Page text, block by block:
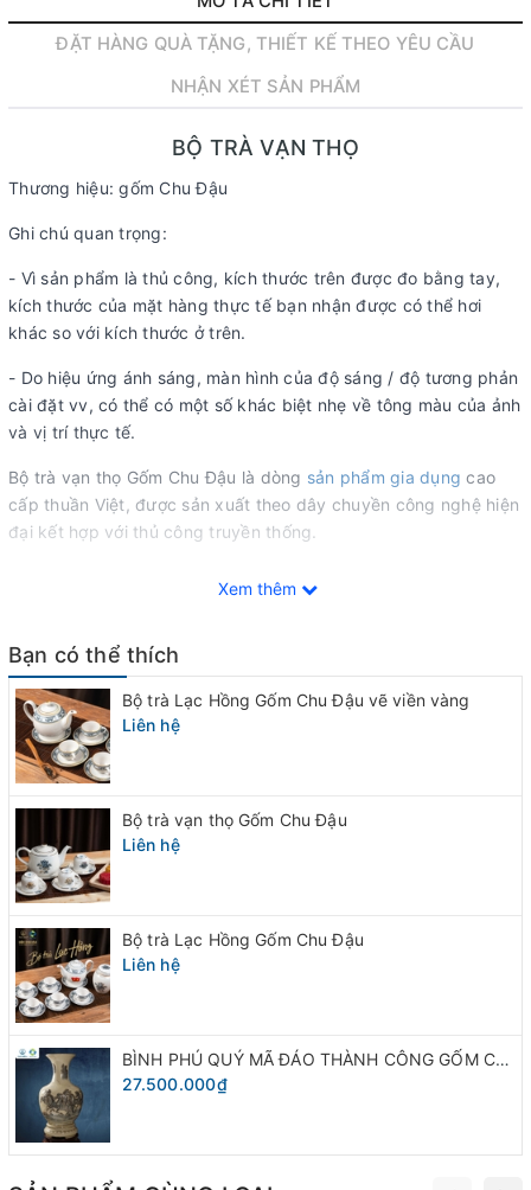
ĐẶT HÀNG QUÀ TẶNG, THIẾT KẾ THEO YÊU CẦU
NHẬN XÉT SẢN PHẨM
BỘ TRÀ VẠN THỌ
Thương hiệu: gốm Chu Đậu
Ghi chú quan trọng:
- Vì sản phẩm là thủ công, kích thước trên được đo bằng tay,
kích thước của mặt hàng thực tế bạn nhận được có thể hơi
khác so với kích thước ở trên.
- Do hiệu ứng ánh sáng, màn hình của độ sáng / độ tương phản
cài đặt vv, có thể có một số khác biệt nhẹ về tông màu của ảnh
và vị trí thực tế.
Bộ trà vạn thọ Gốm Chu Đậu là dòng sản phẩm gia dụng cao
cấp thuần Việt, được sản xuất theo dây chuyền công nghệ hiện
đại kết hợp với thủ công truyền thống.
Xem thêm
Bạn có thể thích
Bộ trà Lạc Hồng Gốm Chu Đậu vẽ viền vàng
Liên hệ
Bộ trà vạn thọ Gốm Chu Đậu
Liên hệ
Bộ trà Lạc Hồng Gốm Chu Đậu
Liên hệ
BÌNH PHÚ QUÝ MÃ ĐÁO THÀNH CÔNG GỐM CHU ĐẬU
27.500.000₫